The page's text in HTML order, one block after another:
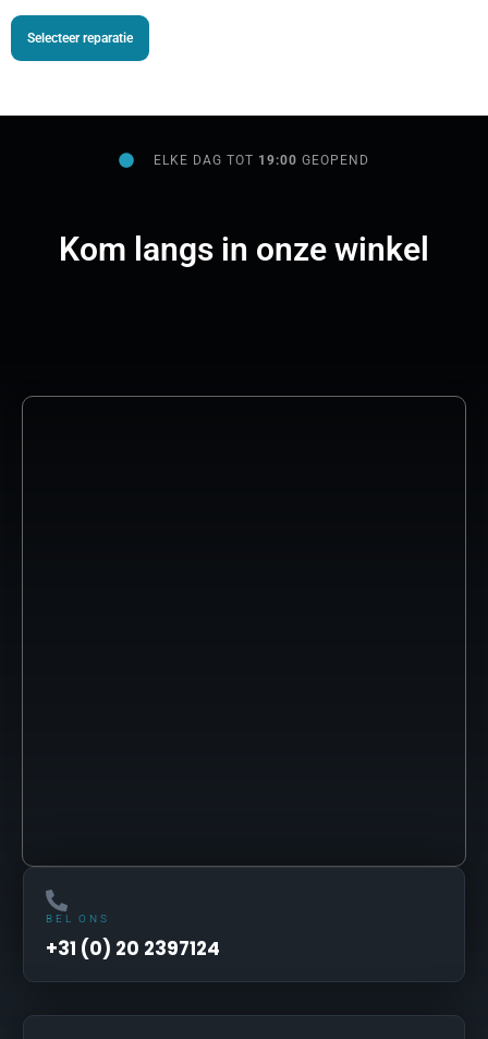
Selecteer reparatie
ELKE DAG TOT 19:00GEOPEND
Kom langs in onze winkel
BEL ONS
+31 (0) 20 2397124